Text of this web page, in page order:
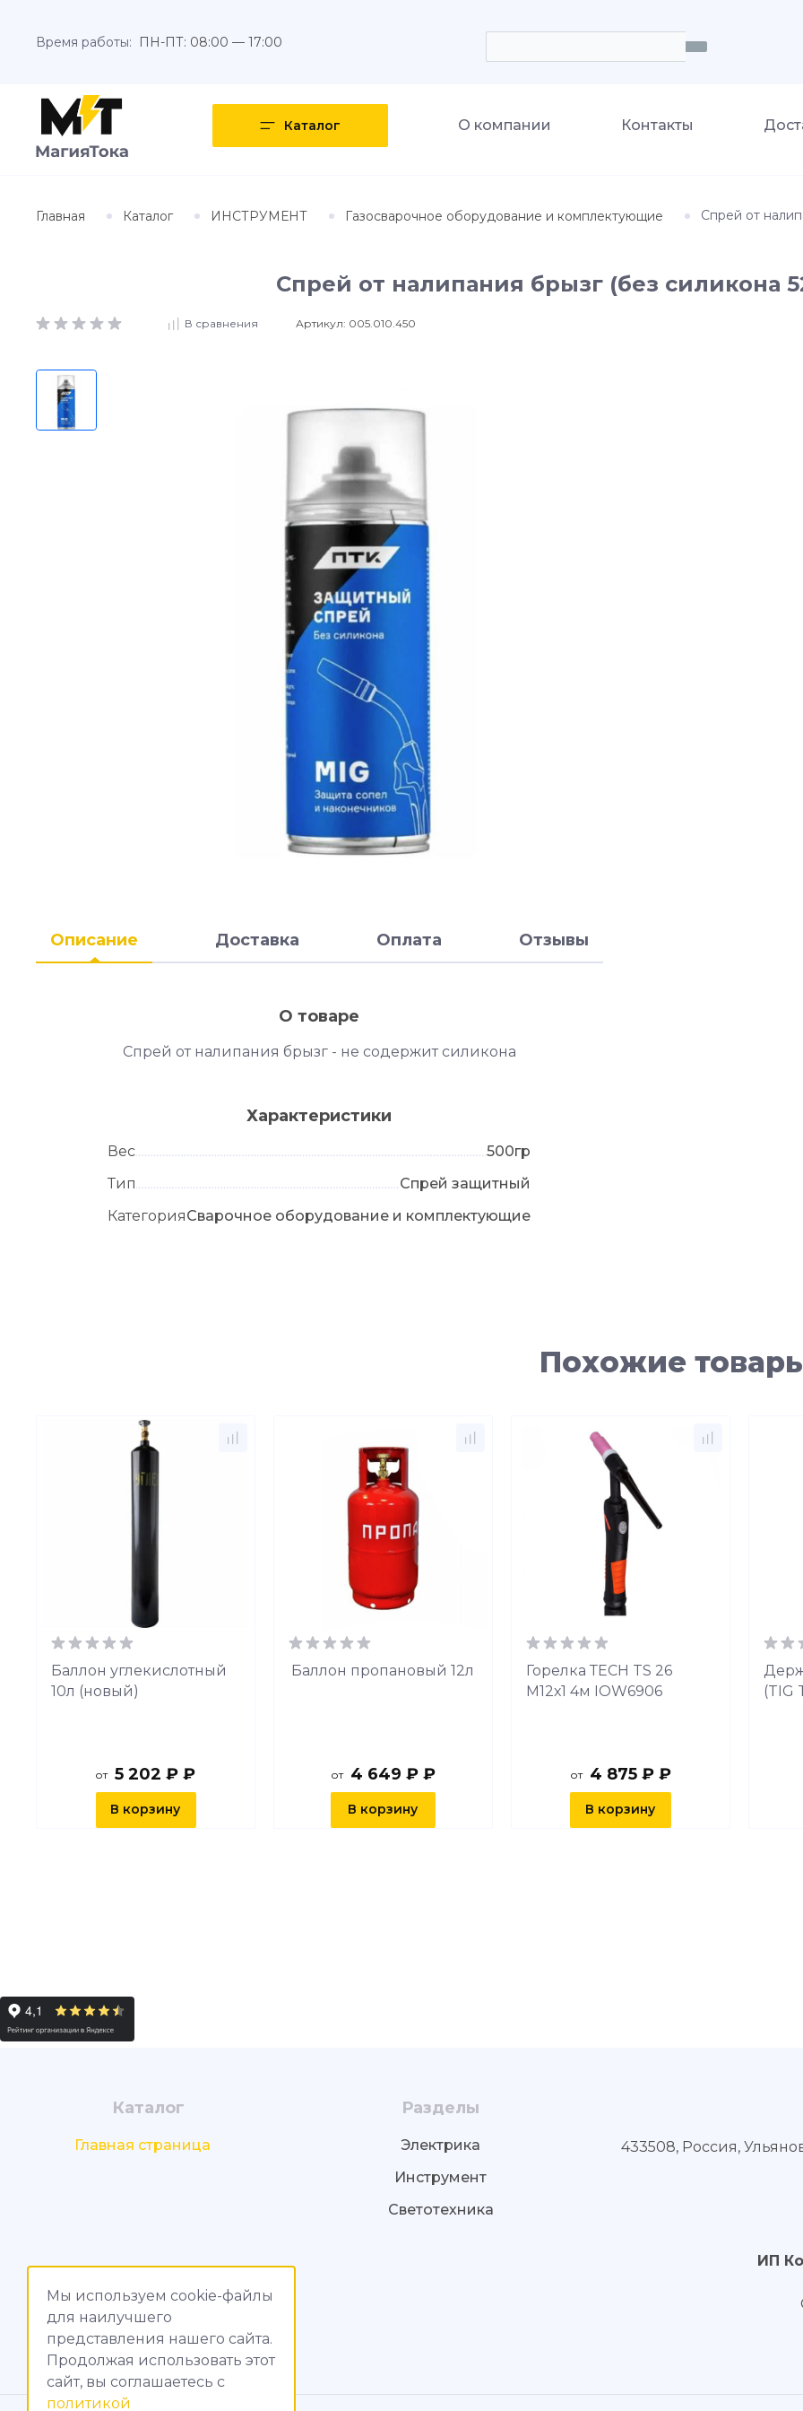
Время работы: ПН-ПТ: 08:00 — 17:00
Каталог О компании Контакты
Главная Каталог ИНСТРУМЕНТ Газосварочное оборудование и комплектующие Спрей от
Мы используем cookie-файлы
для наилучшего
представления нашего сайта.
Продолжая использовать этот
сайт, вы соглашаетесь c
политикой
Спрей от налипания брызг (без силикона
В сравнения Артикул: 005.010.450
Описание Доставка Оплата Отзывы
О товаре
Спрей от налипания брызг - не содержит силикона
Характеристики
Вес
500гр
Тип
Спрей защитный
КатегорияСварочное оборудование и комплектующие
Похожие
Баллон углекислотный
10л (новый)
от 5 202 ₽ ₽
В корзину
Баллон пропановый 12л
от 4 649 ₽ ₽
В корзину
Горелка ТЕСН TS 26
М12х1 4м IOW6906
от 4 875 ₽ ₽
В корзину
(TIG
Каталог
Главная страница
Разделы
Электрика
Инструмент
Светотехника
433508, Россия,
ИП